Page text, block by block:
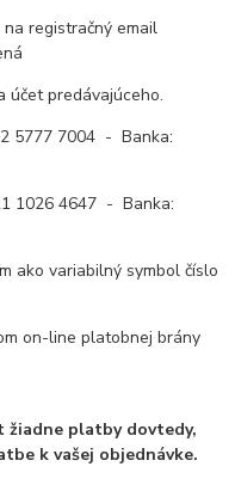
registračný email
predávajúceho.
5777 7004 - Banka:
1026 4647 - Banka:
variabilný symbol číslo
on-line platobnej brány
žiadne platby dovtedy,
k vašej objednávke.